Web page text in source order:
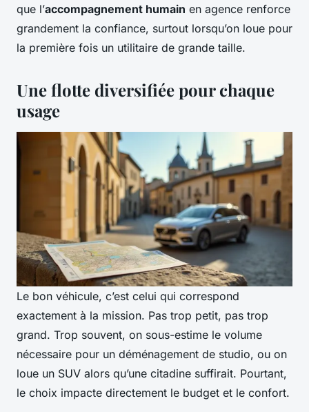
que l’accompagnement humain en agence renforce
grandement la confiance, surtout lorsqu’on loue pour
la première fois un utilitaire de grande taille.
Une flotte diversifiée pour chaque
usage
Le bon véhicule, c’est celui qui correspond
exactement à la mission. Pas trop petit, pas trop
grand. Trop souvent, on sous-estime le volume
nécessaire pour un déménagement de studio, ou on
loue un SUV alors qu’une citadine suffirait. Pourtant,
le choix impacte directement le budget et le confort.